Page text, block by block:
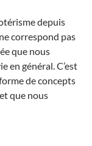
depuis
correspond pas
que nous
en général. C’est
de concepts
que nous